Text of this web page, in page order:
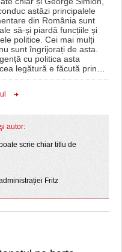
astăzi principalele
din România sunt
să-și piardă funcțiile și
politice. Cei mai mulți
sunt îngrijorați de asta.
cu politica asta
legătură e făcută prin…
autor:
scrie chiar titlu de
Fritz